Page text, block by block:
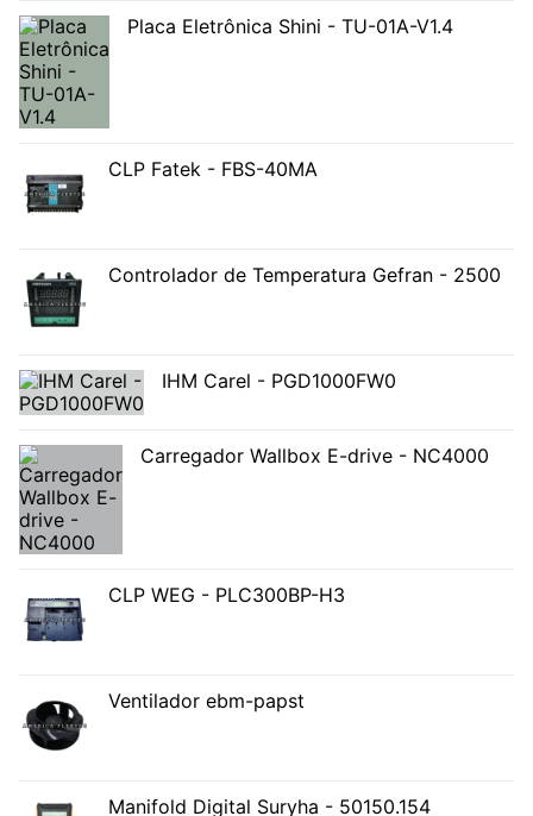
Placa Eletrônica Shini - TU-01A-V1.4
CLP Fatek - FBS-40MA
Controlador de Temperatura Gefran - 2500
IHM Carel - PGD1000FW0
Carregador Wallbox E-drive - NC4000
CLP WEG - PLC300BP-H3
Ventilador ebm-papst
Manifold Digital Suryha - 50150.154